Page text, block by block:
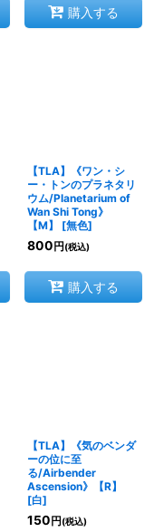
購入する
【TLA】《ワン・シ
ー・トンのプラネタリ
ウム/Planetarium of
Wan Shi Tong》
【M】
[無色]
800 円 (税込)
購入する
【TLA】《気のベンダ
ーの位に至
る/Airbender
Ascension》【R】
[白]
150 円 (税込)